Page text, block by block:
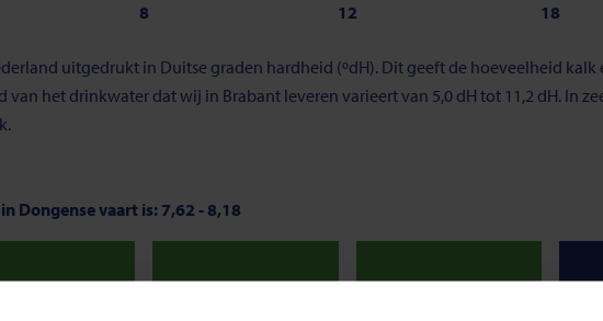
8 12 18
uitgedrukt in Duitse graden hardheid (ºdH). Dit geeft de hoeveelheid kalk
het drinkwater dat wij in Brabant leveren varieert van 5,0 dH tot 11,2 dH. In
Dongense vaart is: 7,62 - 8,18
Neutraal Neutraal Neutraal